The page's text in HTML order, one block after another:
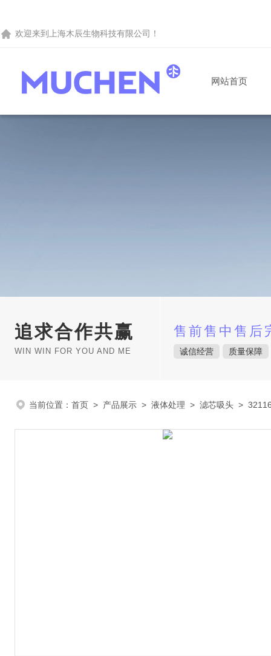
欢迎来到 上海木辰生物科技有限公司 ！
网站首页
追求合作共赢
WIN WIN FOR YOU AND ME
售前售中售后
诚信经营 质量保障
当前位置： 首页 > 产品展示 > 液体处理 > 滤芯吸头 >